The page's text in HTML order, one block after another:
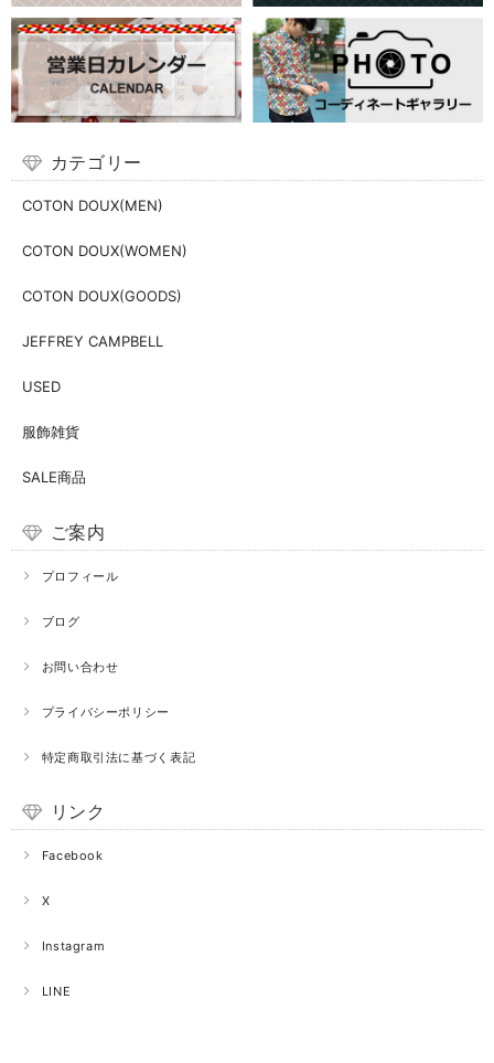
カテゴリー
COTON DOUX(MEN)
COTON DOUX(WOMEN)
COTON DOUX(GOODS)
JEFFREY CAMPBELL
USED
服飾雑貨
SALE商品
ご案内
プロフィール
ブログ
お問い合わせ
プライバシーポリシー
特定商取引法に基づく表記
リンク
Facebook
X
Instagram
LINE